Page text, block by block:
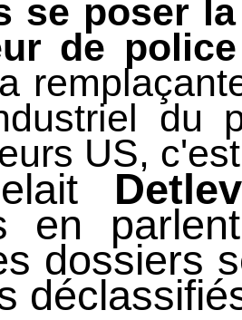
se poser
de
du
US,
en
dossiers